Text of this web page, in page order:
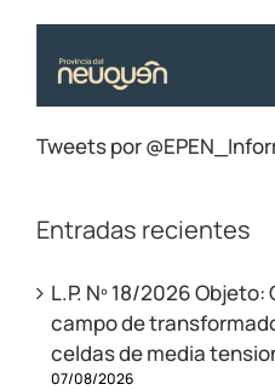
Tweets por
Entradas recientes
L.P. Nº 18/2026 Objeto:
campo de
celdas de media
07/08/2026